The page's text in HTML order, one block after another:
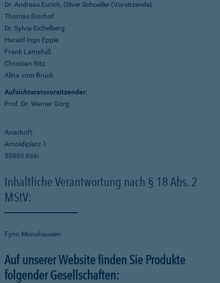
Dr. Andreas Eurich, Oliver Schoeller (Vorsitzende)
Thomas Bischof
Dr. Sylvia Eichelberg
Harald Ingo Epple
Frank Lamsfuß
Christian Ritz
Alina vom Bruck
Aufsichtsratsvorsitzender:
Prof. Dr. Werner Görg
Anschrift:
Arnoldiplatz 1
50969 Köln
Inhaltliche Verantwortung nach § 18 Abs. 2
MStV:
Fynn Monshausen
Auf unserer Website finden Sie Produkte
folgender Gesellschaften: